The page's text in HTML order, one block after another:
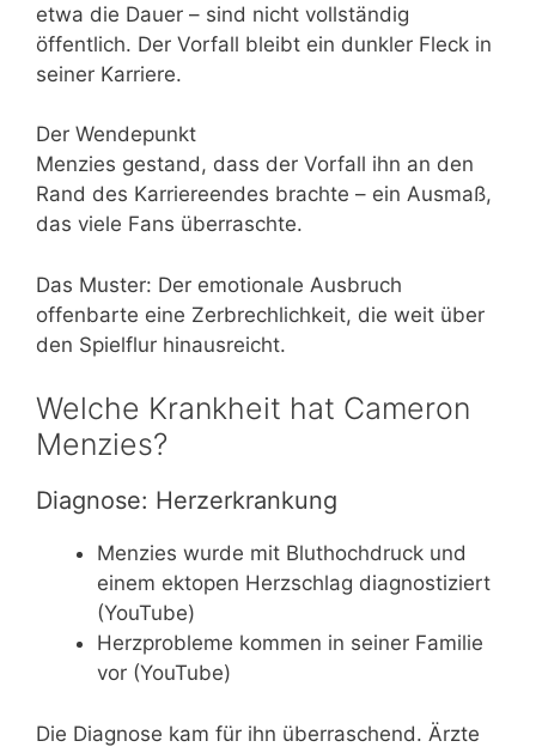
etwa die Dauer – sind nicht vollständig
öffentlich. Der Vorfall bleibt ein dunkler Fleck in
seiner Karriere.
Der Wendepunkt
Menzies gestand, dass der Vorfall ihn an den
Rand des Karriereendes brachte – ein Ausmaß,
das viele Fans überraschte.
Das Muster: Der emotionale Ausbruch
offenbarte eine Zerbrechlichkeit, die weit über
den Spielflur hinausreicht.
Welche Krankheit hat Cameron
Menzies?
Diagnose: Herzerkrankung
Menzies wurde mit Bluthochdruck und
einem ektopen Herzschlag diagnostiziert
(YouTube)
Herzprobleme kommen in seiner Familie
vor (YouTube)
Die Diagnose kam für ihn überraschend. Ärzte